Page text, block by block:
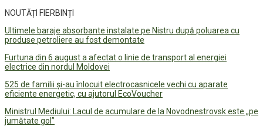
NOUTĂȚI FIERBINȚI
Ultimele baraje absorbante instalate pe Nistru după poluarea cu
produse petroliere au fost demontate
Furtuna din 6 august a afectat o linie de transport al energiei
electrice din nordul Moldovei
525 de familii și-au înlocuit electrocasnicele vechi cu aparate
eficiente energetic, cu ajutorul EcoVoucher
Ministrul Mediului: Lacul de acumulare de la Novodnestrovsk este „pe
jumătate gol”